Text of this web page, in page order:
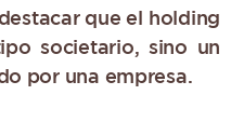
que el holding
societario, sino un
por una empresa.